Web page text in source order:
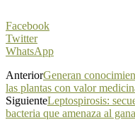
Facebook
Twitter
WhatsApp
AnteriorGeneran
las plantas con valor
SiguienteLeptospirosis:
bacteria que amenaza al